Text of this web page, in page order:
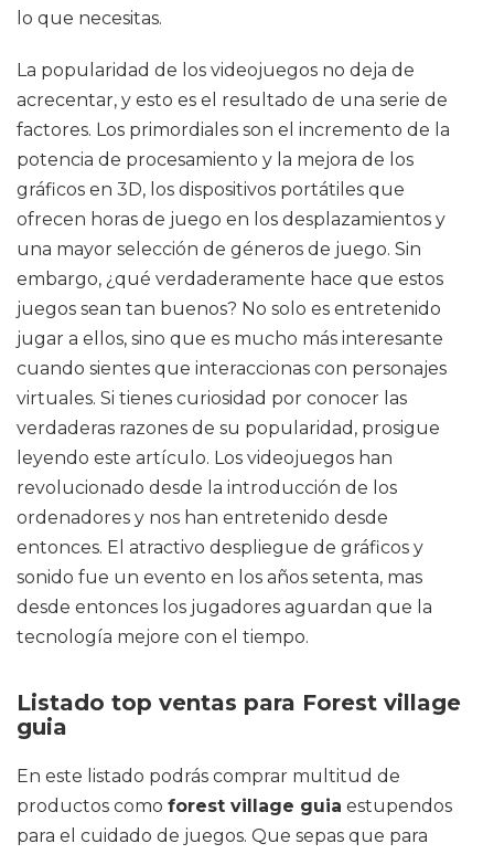
lo que necesitas.
La popularidad de los videojuegos no deja de
acrecentar, y esto es el resultado de una serie de
factores. Los primordiales son el incremento de la
potencia de procesamiento y la mejora de los
gráficos en 3D, los dispositivos portátiles que
ofrecen horas de juego en los desplazamientos y
una mayor selección de géneros de juego. Sin
embargo, ¿qué verdaderamente hace que estos
juegos sean tan buenos? No solo es entretenido
jugar a ellos, sino que es mucho más interesante
cuando sientes que interaccionas con personajes
virtuales. Si tienes curiosidad por conocer las
verdaderas razones de su popularidad, prosigue
leyendo este artículo. Los videojuegos han
revolucionado desde la introducción de los
ordenadores y nos han entretenido desde
entonces. El atractivo despliegue de gráficos y
sonido fue un evento en los años setenta, mas
desde entonces los jugadores aguardan que la
tecnología mejore con el tiempo.
Listado top ventas para Forest village
guia
En este listado podrás comprar multitud de
productos como forest village guia estupendos
para el cuidado de juegos. Que sepas que para